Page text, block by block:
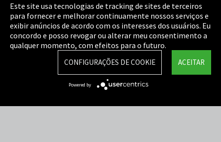
Cookie Settings
Termos e Condições
Mapa do Site
Este site usa tecnologias de tracking de sites de terceiros
para fornecer e melhorar continuamente nossos serviços e
exibir anúncios de acordo com os interesses dos usuários. Eu
concordo e posso revogar ou alterar meu consentimento a
qualquer momento, com efeitos para o futuro.
ACEITAR
CONFIGURAÇÕES DE COOKIE
Powered by